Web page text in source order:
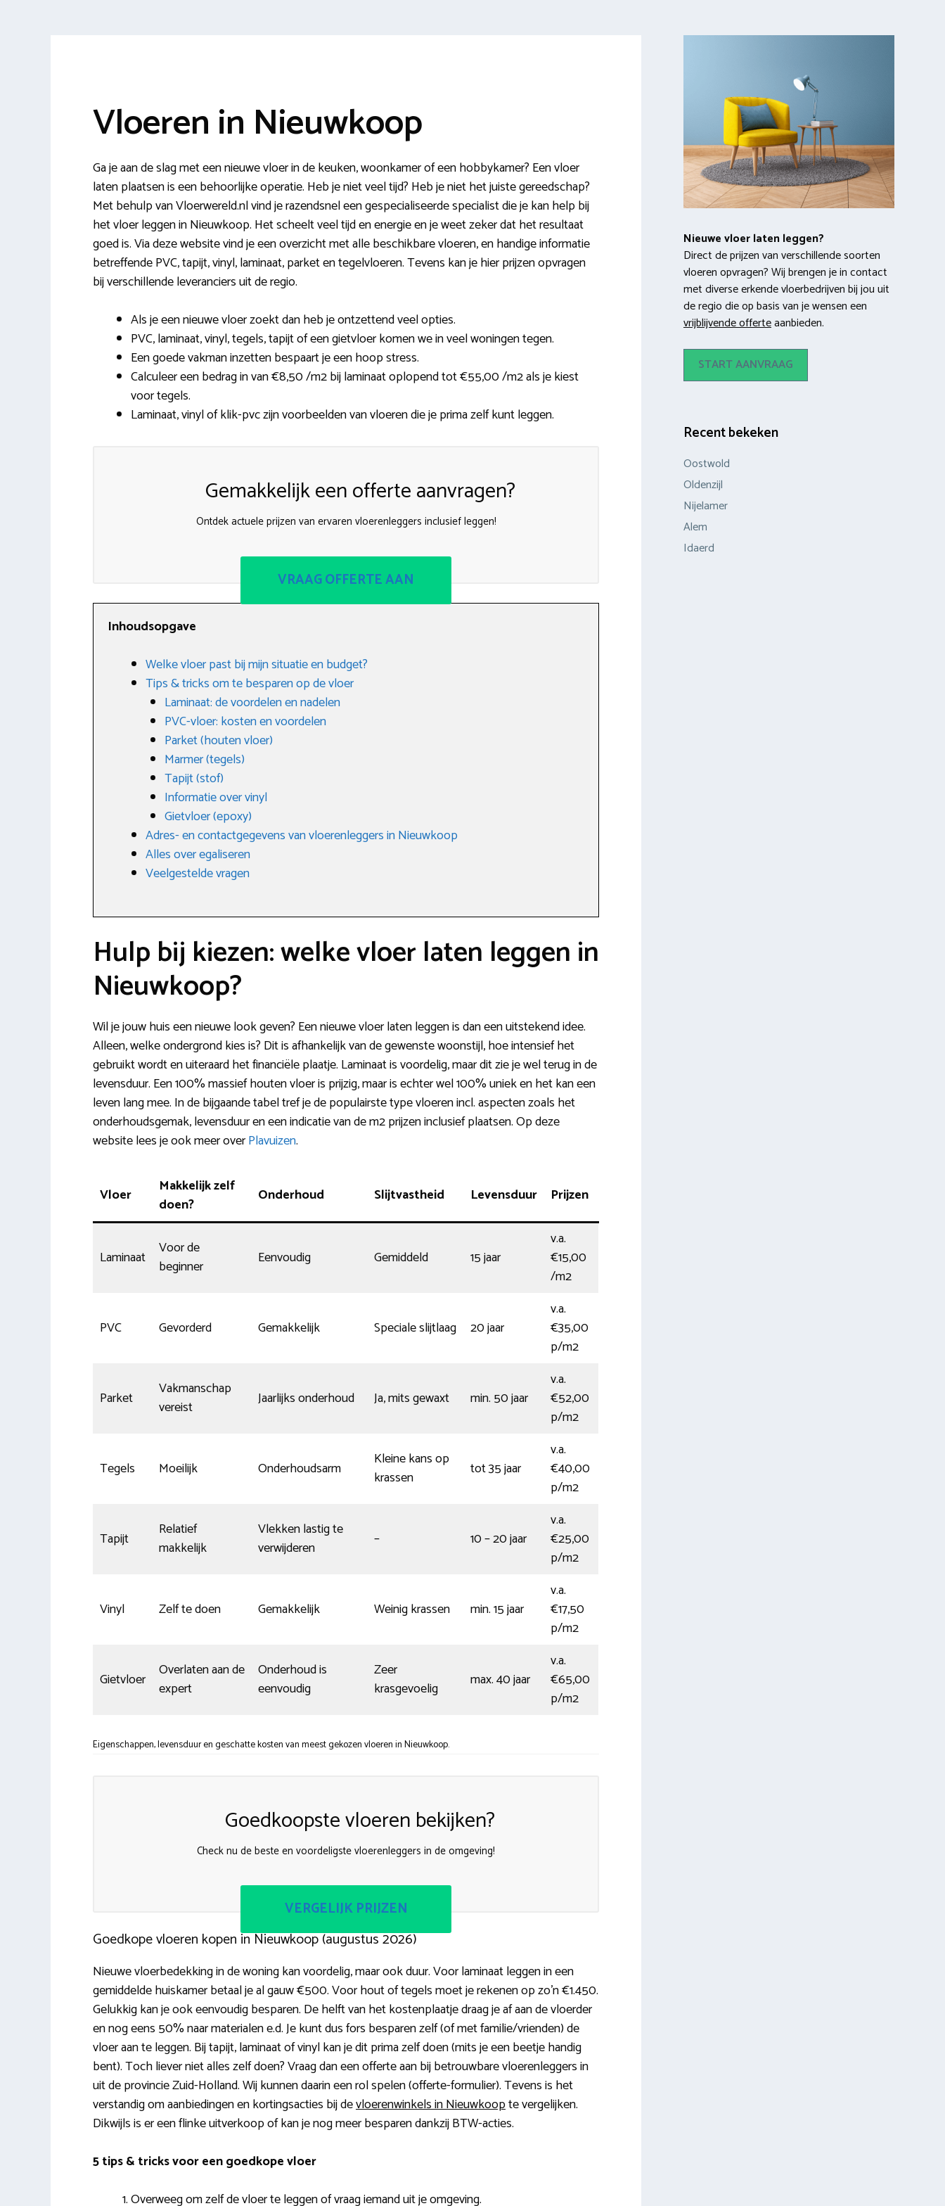
Vloeren in Nieuwkoop
Ga je aan de slag met een nieuwe vloer in de keuken, woonkamer of een hobbykamer? Een vloer
laten plaatsen is een behoorlijke operatie. Heb je niet veel tijd? Heb je niet het juiste gereedschap?
Met behulp van Vloerwereld.nl vind je razendsnel een gespecialiseerde specialist die je kan help bij
het vloer leggen in Nieuwkoop. Het scheelt veel tijd en energie en je weet zeker dat het resultaat
goed is. Via deze website vind je een overzicht met alle beschikbare vloeren, en handige informatie
betreffende PVC, tapijt, vinyl, laminaat, parket en tegelvloeren. Tevens kan je hier prijzen opvragen
bij verschillende leveranciers uit de regio.
Als je een nieuwe vloer zoekt dan heb je ontzettend veel opties.
PVC, laminaat, vinyl, tegels, tapijt of een gietvloer komen we in veel woningen tegen.
Een goede vakman inzetten bespaart je een hoop stress.
Calculeer een bedrag in van €8,50 /m2 bij laminaat oplopend tot €55,00 /m2 als je kiest
voor tegels.
Laminaat, vinyl of klik-pvc zijn voorbeelden van vloeren die je prima zelf kunt leggen.
Gemakkelijk een offerte aanvragen?
Ontdek actuele prijzen van ervaren vloerenleggers inclusief leggen!
VRAAG OFFERTE AAN
Inhoudsopgave
Welke vloer past bij mijn situatie en budget?
Tips & tricks om te besparen op de vloer
Laminaat: de voordelen en nadelen
PVC-vloer: kosten en voordelen
Parket (houten vloer)
Marmer (tegels)
Tapijt (stof)
Informatie over vinyl
Gietvloer (epoxy)
Adres- en contactgegevens van vloerenleggers in Nieuwkoop
Alles over egaliseren
Veelgestelde vragen
Hulp bij kiezen: welke vloer laten leggen in
Nieuwkoop?
Wil je jouw huis een nieuwe look geven? Een nieuwe vloer laten leggen is dan een uitstekend idee.
Alleen, welke ondergrond kies is? Dit is afhankelijk van de gewenste woonstijl, hoe intensief het
gebruikt wordt en uiteraard het financiële plaatje. Laminaat is voordelig, maar dit zie je wel terug in de
levensduur. Een 100% massief houten vloer is prijzig, maar is echter wel 100% uniek en het kan een
leven lang mee. In de bijgaande tabel tref je de populairste type vloeren incl. aspecten zoals het
onderhoudsgemak, levensduur en een indicatie van de m2 prijzen inclusief plaatsen. Op deze
website lees je ook meer overPlavuizen.
Vloer
Makkelijk zelf
doen?
Onderhoud Slijtvastheid Levensduur Prijzen
Laminaat
Voor de
beginner
Eenvoudig Gemiddeld 15 jaar
v.a.
€15,00
/m2
PVC Gevorderd Gemakkelijk Speciale slijtlaag 20 jaar
v.a.
€35,00
p/m2
Parket
Vakmanschap
vereist
Jaarlijks onderhoud Ja, mits gewaxt min. 50 jaar
v.a.
€52,00
p/m2
Tegels Moeilijk Onderhoudsarm
Kleine kans op
krassen
tot 35 jaar
v.a.
€40,00
p/m2
Tapijt
Relatief
makkelijk
Vlekken lastig te
verwijderen
– 10 – 20 jaar
v.a.
€25,00
p/m2
Vinyl Zelf te doen Gemakkelijk Weinig krassen min. 15 jaar
v.a.
€17,50
p/m2
Gietvloer
Overlaten aan de
expert
Onderhoud is
eenvoudig
Zeer
krasgevoelig
max. 40 jaar
v.a.
€65,00
p/m2
Eigenschappen, levensduur en geschatte kosten van meest gekozen vloeren in Nieuwkoop.
Goedkoopste vloeren bekijken?
Check nu de beste en voordeligste vloerenleggers in de omgeving!
VERGELIJK PRIJZEN
Goedkope vloeren kopen in Nieuwkoop (augustus 2026)
Nieuwe vloerbedekking in de woning kan voordelig, maar ook duur. Voor laminaat leggen in een
gemiddelde huiskamer betaal je al gauw €500. Voor hout of tegels moet je rekenen op zo’n €1.450.
Gelukkig kan je ook eenvoudig besparen. De helft van het kostenplaatje draag je af aan de vloerder
en nog eens 50% naar materialen e.d. Je kunt dus fors besparen zelf (of met familie/vrienden) de
vloer aan te leggen. Bij tapijt, laminaat of vinyl kan je dit prima zelf doen (mits je een beetje handig
bent). Toch liever niet alles zelf doen? Vraag dan een offerte aan bij betrouwbare vloerenleggers in
uit de provincie Zuid-Holland. Wij kunnen daarin een rol spelen (offerte-formulier). Tevens is het
verstandig om aanbiedingen en kortingsacties bij devloerenwinkels in Nieuwkoopte vergelijken.
Dikwijls is er een flinke uitverkoop of kan je nog meer besparen dankzij BTW-acties.
5 tips & tricks voor een goedkope vloer
Overweeg om zelf de vloer te leggen of vraag iemand uit je omgeving.
Nieuwe vloer laten leggen?
Direct de prijzen van verschillende soorten
vloeren opvragen? Wij brengen je in contact
met diverse erkende vloerbedrijven bij jou uit
de regio die op basis van je wensen een
vrijblijvende offerteaanbieden.
START AANVRAAG
Recent bekeken
Oostwold
Oldenzijl
Nijelamer
Alem
Idaerd